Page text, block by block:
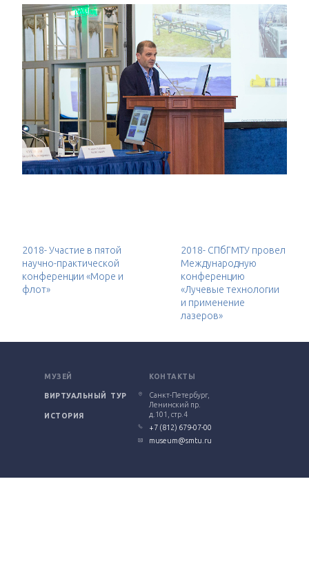
2018- Участие в пятой
научно-практической
конференции «Море и
флот»
2018- СПбГМТУ провел
Международную
конференцию
«Лучевые технологии
и применение
лазеров»
МУЗЕЙ
ВИРТУАЛЬНЫЙ ТУР
ИСТОРИЯ
КОНТАКТЫ
Санкт-Петербург,
Ленинский пр.
д.101, стр.4
+7 (812) 679-07-00
museum@smtu.ru